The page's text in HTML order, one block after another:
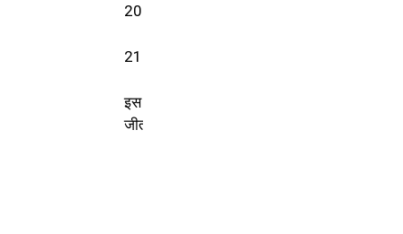
20 हर्षित देवी राजपूत (कांग्रेस)
21 सुमन लता गिलहरे (भाजपा)
इस चुनाव में कांग्रेस, भाजपा और निर्दलीय
जीत दर्ज की, वहीं वार्ड स्तर पर कांग्रेस और निर्दलीय